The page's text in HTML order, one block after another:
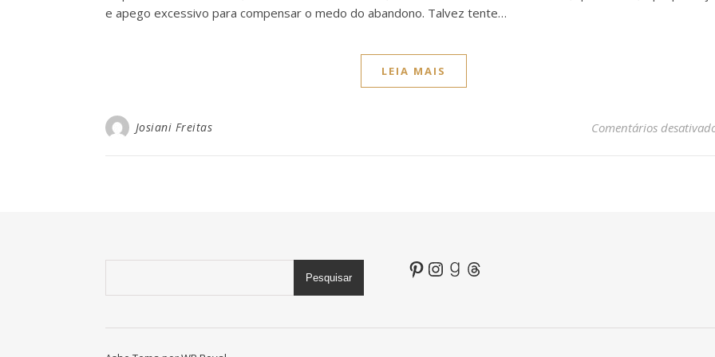
e apego excessivo para compensar o medo do abandono. Talvez tente…
LEIA MAIS
Josiani Freitas Comentários
Pesquisar Pinterest
Instagram
Goodreads
Threads